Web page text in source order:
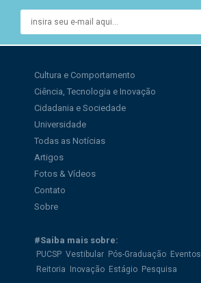
Cultura e Comportamento
Ciência, Tecnologia e Inovação
Cidadania e Sociedade
Universidade
Todas as Notícias
Artigos
Fotos & Vídeos
Contato
Sobre
#Saiba mais sobre:
PUCSP Vestibular Pós-Graduação Eventos
Reitoria
Inovação Estágio Pesquisa